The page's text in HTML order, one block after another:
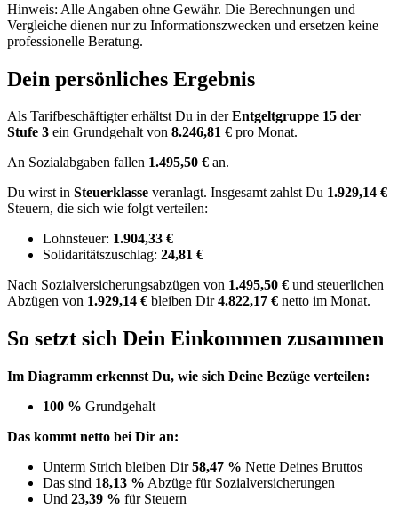
Hinweis: Alle Angaben ohne Gewähr. Die Berechnungen und
Vergleiche dienen nur zu Informationszwecken und ersetzen keine
professionelle Beratung.
Dein persönliches Ergebnis
Als Tarifbeschäftigter erhältst Du in derEntgeltgruppe 15 der
Stufe 3 ein Grundgehalt von 8.246,81 € pro Monat.
An Sozialabgaben fallen 1.495,50 € an.
Du wirst in Steuerklasse veranlagt. Insgesamt zahlst Du 1.929,14 €
Steuern, die sich wie folgt verteilen:
Lohnsteuer: 1.904,33 €
Solidaritätszuschlag: 24,81 €
Nach Sozialversicherungsabzügen von 1.495,50 € und steuerlichen
Abzügen von 1.929,14 € bleiben Dir4.822,17 € netto im Monat.
So setzt sich Dein Einkommen zusammen
Im Diagramm erkennst Du, wie sich Deine Bezüge verteilen:
100 % Grundgehalt
Das kommt netto bei Dir an:
Unterm Strich bleiben Dir58,47 % Nette Deines Bruttos
Das sind 18,13 % Abzüge für Sozialversicherungen
Und 23,39 % für Steuern